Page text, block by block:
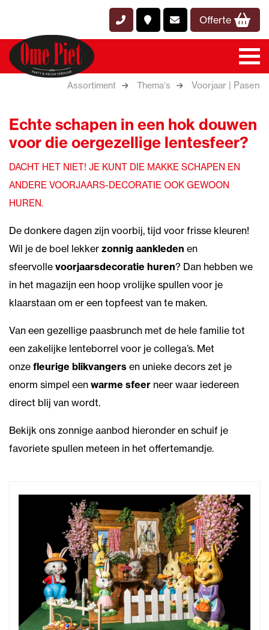
Offerte
Assortiment Thema's Voorjaar | Pasen
Echte schapen in een hok douwen
voor die oergezellige lentesfeer?
DACHT HET NIET! JE KUNT DIE MAKKE SCHAPEN EN
ANDERE VOORJAARS-DECORATIE OOK GEWOON
HUREN.
De donkere dagen zijn voorbij, tijd voor frisse kleuren!
Wil je de boel lekker zonnig aankleden en
sfeervolle voorjaarsdecoratie huren? Dan hebben we
in het magazijn een hoop vrolijke spullen voor je
klaarstaan om er een topfeest van te maken.
Van een gezellige paasbrunch met de hele familie tot
een zakelijke lenteborrel voor je collega’s. Met
onze fleurige blikvangers en unieke decors zet je
enorm simpel een warme sfeer neer waar iedereen
direct blij van wordt.
Bekijk ons zonnige aanbod hieronder en schuif je
favoriete spullen meteen in het offertemandje.